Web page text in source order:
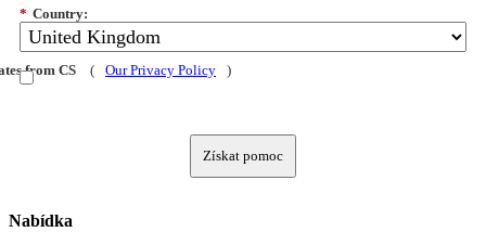
* Country:
from CS ( Our Privacy Policy )
Získat pomoc
Nabídka